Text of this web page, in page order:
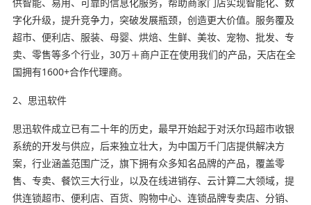
字化升级，提升竞争力，突破发展瓶颈，创造更大价值。服务覆及
超市、便利店、服装、母婴、烘焙、生鲜、美妆、宠物、批发、专
卖、零售等多个行业，30万＋商户正在使用我们的产品，天店在全
国拥有1600+合作代理商。
2、思迅软件
思迅软件成立已有二十年的历史，最早开始起于对沃尔玛超市收银
系统的开发与供应，后来独立壮大，为中国万千门店提供解决方
案，行业涵盖范围广泛，旗下拥有众多知名品牌的产品，覆盖零
售、专卖、餐饮三大行业，以及在线进销存、云计算二大领域，提
供连锁超市、便利店、百货、购物中心、连锁品牌专卖店、分销、